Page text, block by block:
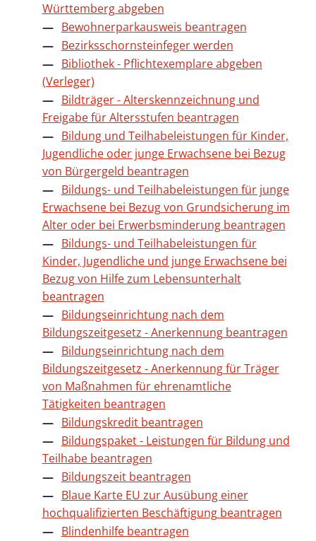
Württemberg abgeben
Bewohnerparkausweis beantragen
Bezirksschornsteinfeger werden
Bibliothek - Pflichtexemplare abgeben
(Verleger)
Bildträger - Alterskennzeichnung und
Freigabe für Altersstufen beantragen
Bildung und Teilhabeleistungen für Kinder,
Jugendliche oder junge Erwachsene bei Bezug
von Bürgergeld beantragen
Bildungs- und Teilhabeleistungen für junge
Erwachsene bei Bezug von Grundsicherung im
Alter oder bei Erwerbsminderung beantragen
Bildungs- und Teilhabeleistungen für
Kinder, Jugendliche und junge Erwachsene bei
Bezug von Hilfe zum Lebensunterhalt
beantragen
Bildungseinrichtung nach dem
Bildungszeitgesetz - Anerkennung beantragen
Bildungseinrichtung nach dem
Bildungszeitgesetz - Anerkennung für Träger
von Maßnahmen für ehrenamtliche
Tätigkeiten beantragen
Bildungskredit beantragen
Bildungspaket - Leistungen für Bildung und
Teilhabe beantragen
Bildungszeit beantragen
Blaue Karte EU zur Ausübung einer
hochqualifizierten Beschäftigung beantragen
Blindenhilfe beantragen